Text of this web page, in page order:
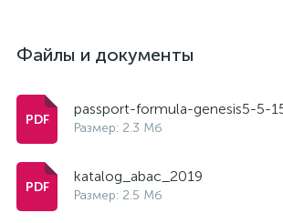
Файлы и документы
passport-formula-genesis5-5-
Размер: 2.3 Мб
katalog_abac_2019
Размер: 2.5 Мб